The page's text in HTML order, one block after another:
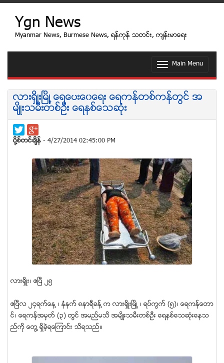
Ygn News
Myanmar News, Burmese News, ရန္ကုန္ သတင္း, က်န္းမာေရး
T
g
l
n
a
t
i
o
n
Main Menu
လားရွိဳးျမိဳ ့ေရေပးေ၀ေရး ေရကန္တစ္ကန္တြင္ အ
မ်ိဳးသမီးတစ္ဦး ေရနစ္ေသဆံုး
ပုိ႔စ္တင္ခ်ိန္ - 4/27/2014 02:45:00 PM
လားရွိဳး၊ ဧျပီ ၂၅
ဧျပီလ ၂၄ရက္ေန ့၊ နံနက္ ၈နာရီခန္ ့က လားရွိဳးျမိဳ ့၊ ရပ္ကြက္ (၅)၊ ေရကန္ေတာ
င္၊ ေရကန္အမွတ္ (၃) တြင္ အမည္မသိ အမ်ိဳးသမီးတစ္ဦး ေရနစ္ေသဆံုးေနသ
ည္ကို ေတြ ့ရွိခဲ့ရေၾကာင္း သိရသည္။